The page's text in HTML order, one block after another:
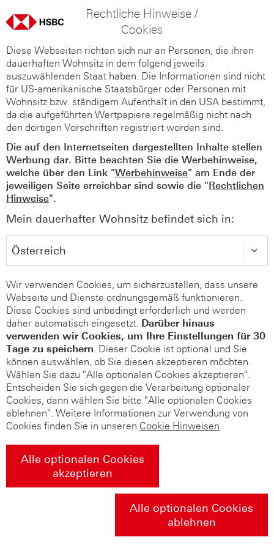
Rechtliche Hinweise /
Cookies
Diese Webseiten richten sich nur an Personen, die ihren
dauerhaften Wohnsitz in dem folgend jeweils
auszuwählenden Staat haben. Die Informationen sind nicht
für US-amerikanische Staatsbürger oder Personen mit
Wohnsitz bzw. ständigem Aufenthalt in den USA bestimmt,
da die aufgeführten Wertpapiere regelmäßig nicht nach
den dortigen Vorschriften registriert worden sind.
Die auf den Internetseiten dargestellten Inhalte stellen
Werbung dar. Bitte beachten Sie die Werbehinweise,
welche über den Link "Werbehinweise" am Ende der
jeweiligen Seite erreichbar sind sowie die "Rechtlichen
Hinweise".
Mein dauerhafter Wohnsitz befindet sich in:
Wir verwenden Cookies, um sicherzustellen, dass unsere
Webseite und Dienste ordnungsgemäß funktionieren.
Diese Cookies sind unbedingt erforderlich und werden
daher automatisch eingesetzt. Darüber hinaus
verwenden wir Cookies, um Ihre Einstellungen für 30
Tage zu speichern. Dieser Cookie ist optional und Sie
können auswählen, ob Sie diesen akzeptieren möchten.
Wählen Sie dazu "Alle optionalen Cookies akzeptieren".
Entscheiden Sie sich gegen die Verarbeitung optionaler
Cookies, dann wählen Sie bitte "Alle optionalen Cookies
ablehnen". Weitere Informationen zur Verwendung von
Cookies finden Sie in unseren Cookie Hinweisen.
Alle optionalen Cookies
akzeptieren
Alle optionalen Cookies
ablehnen